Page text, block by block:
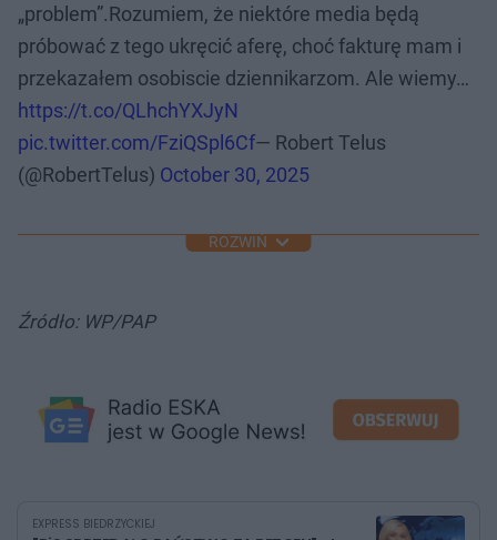
„problem”.Rozumiem, że niektóre media będą
próbować z tego ukręcić aferę, choć fakturę mam i
przekazałem osobiscie dziennikarzom. Ale wiemy…
https://t.co/QLhchYXJyN
pic.twitter.com/FziQSpl6Cf— Robert Telus
(@RobertTelus) October 30, 2025
ROZWIŃ
Źródło: WP/PAP
EXPRESS BIEDRZYCKIEJ